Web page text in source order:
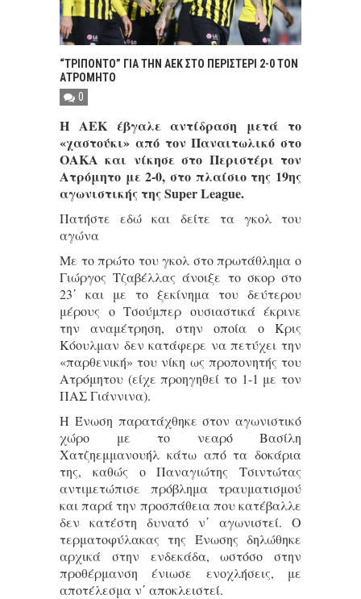
“ΤΡΙΠΟΝΤΟ” ΓΙΑ ΤΗΝ ΑΕΚ ΣΤΟ ΠΕΡΙΣΤΕΡΙ 2-0 ΤΟΝ
ΑΤΡΟΜΗΤΟ
0
Η ΑΕΚ έβγαλε αντίδραση μετά το
«χαστούκι» από τον Παναιτωλικό στο
ΟΑΚΑ και νίκησε στο Περιστέρι τον
Ατρόμητο με 2-0, στο πλαίσιο της 19ης
αγωνιστικής της Super League.
Πατήστε εδώ και δείτε τα γκολ του
αγώνα
Με το πρώτο του γκολ στο πρωτάθλημα ο
Γιώργος Τζαβέλλας άνοιξε το σκορ στο
23΄ και με το ξεκίνημα του δεύτερου
μέρους ο Τσούμπερ ουσιαστικά έκρινε
την αναμέτρηση, στην οποία ο Κρις
Κόουλμαν δεν κατάφερε να πετύχει την
«παρθενική» του νίκη ως προπονητής του
Ατρόμητου (είχε προηγηθεί το 1-1 με τον
ΠΑΣ Γιάννινα).
Η Ένωση παρατάχθηκε στον αγωνιστικό
χώρο με το νεαρό Βασίλη
Χατζηεμμανουήλ κάτω από τα δοκάρια
της, καθώς ο Παναγιώτης Τσιντώτας
αντιμετώπισε πρόβλημα τραυματισμού
και παρά την προσπάθεια που κατέβαλλε
δεν κατέστη δυνατό ν΄ αγωνιστεί. Ο
τερματοφύλακας της Ένωσης δηλώθηκε
αρχικά στην ενδεκάδα, ωστόσο στην
προθέρμανση ένιωσε ενοχλήσεις, με
αποτέλεσμα ν΄ αποκλειστεί.